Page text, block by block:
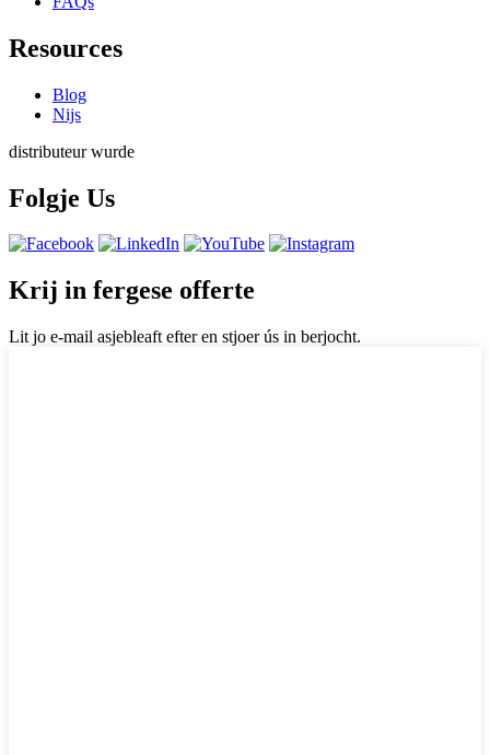
Resources
Blog
Nijs
distributeur wurde
Folgje Us
Krij in fergese offerte
Lit jo e-mail asjebleaft efter en stjoer ús in berjocht.